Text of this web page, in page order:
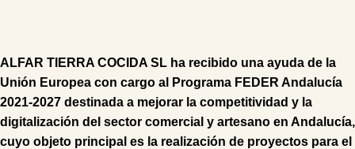
ALFAR TIERRA COCIDA SL ha recibido una ayuda de la
Unión Europea con cargo al Programa FEDER Andalucía
2021-2027 destinada a mejorar la competitividad y la
digitalización del sector comercial y artesano en Andalucía,
cuyo objeto principal es la realización de proyectos para el